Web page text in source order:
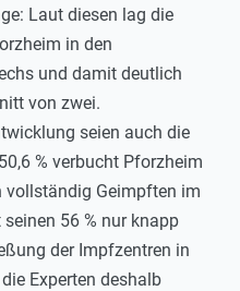
Laut diesen lag die
in den
und damit deutlich
von zwei.
seien auch die
% verbucht Pforzheim
vollständig Geimpften im
56 % nur knapp
der Impfzentren in
Experten deshalb